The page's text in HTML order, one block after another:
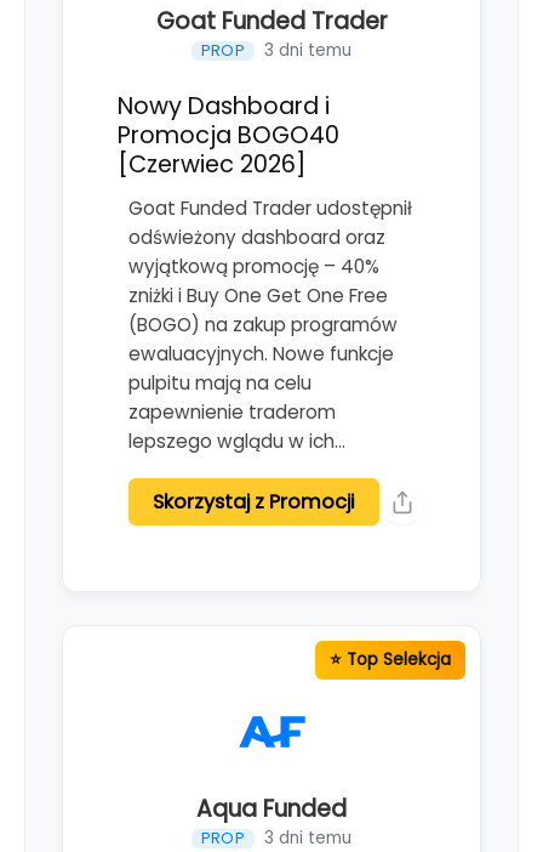
Goat Funded Trader
PROP 3 dni temu
Nowy Dashboard i
Promocja BOGO40
[Czerwiec 2026]
Goat Funded Trader udostępnił
odświeżony dashboard oraz
wyjątkową promocję – 40%
zniżki i Buy One Get One Free
(BOGO) na zakup programów
ewaluacyjnych. Nowe funkcje
pulpitu mają na celu
zapewnienie traderom
lepszego wglądu w ich…
Skorzystaj z Promocji
Aqua Funded
PROP 3 dni temu